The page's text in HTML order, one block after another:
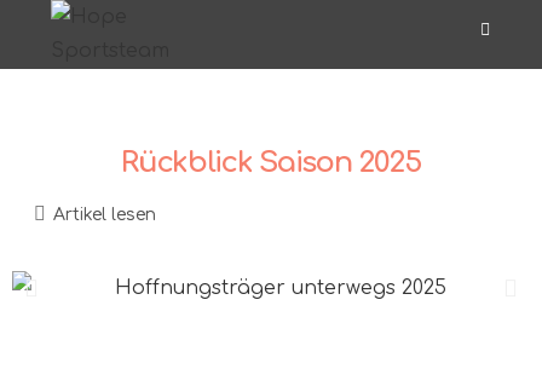
Rückblick Saison 2025
Artikel lesen